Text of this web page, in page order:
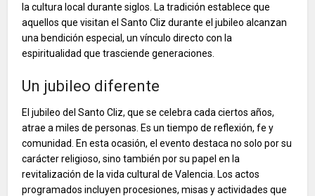
la cultura local durante siglos. La tradición establece que
aquellos que visitan el Santo Cliz durante el jubileo alcanzan
una bendición especial, un vínculo directo con la
espiritualidad que trasciende generaciones.
Un jubileo diferente
El jubileo del Santo Cliz, que se celebra cada ciertos años,
atrae a miles de personas. Es un tiempo de reflexión, fe y
comunidad. En esta ocasión, el evento destaca no solo por su
carácter religioso, sino también por su papel en la
revitalización de la vida cultural de Valencia. Los actos
programados incluyen procesiones, misas y actividades que